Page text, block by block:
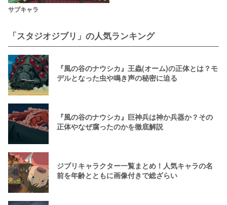
サブキャラ
「スタジオジブリ」の人気ランキング
『風の谷のナウシカ』王蟲(オーム)の正体とは？モ
デルとなった虫や鳴き声の秘密に迫る
『風の谷のナウシカ』巨神兵は神か兵器か？その
正体やなぜ腐ったのかを徹底解説
ジブリキャラクター一覧まとめ！人気キャラの名
前を年齢とともに画像付きで総ざらい